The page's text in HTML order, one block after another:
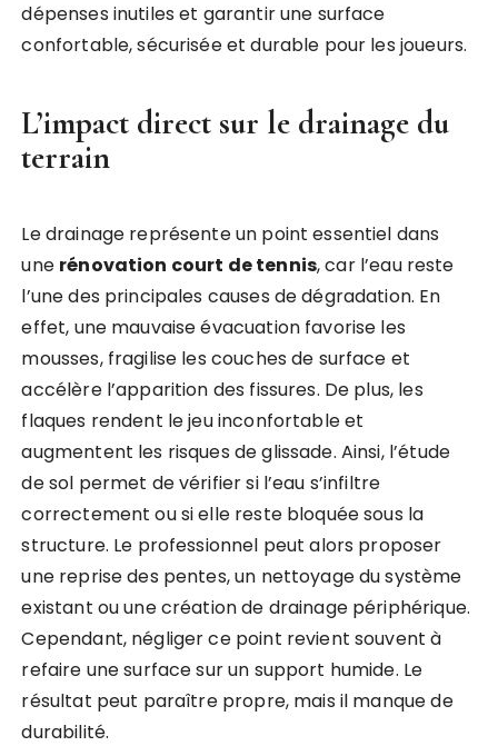
dépenses inutiles et garantir une surface
confortable, sécurisée et durable pour les joueurs.
L’impact direct sur le drainage du
terrain
Le drainage représente un point essentiel dans
une rénovation court de tennis, car l’eau reste
l’une des principales causes de dégradation. En
effet, une mauvaise évacuation favorise les
mousses, fragilise les couches de surface et
accélère l’apparition des fissures. De plus, les
flaques rendent le jeu inconfortable et
augmentent les risques de glissade. Ainsi, l’étude
de sol permet de vérifier si l’eau s’infiltre
correctement ou si elle reste bloquée sous la
structure. Le professionnel peut alors proposer
une reprise des pentes, un nettoyage du système
existant ou une création de drainage périphérique.
Cependant, négliger ce point revient souvent à
refaire une surface sur un support humide. Le
résultat peut paraître propre, mais il manque de
durabilité.